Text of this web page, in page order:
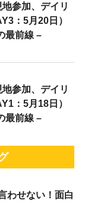
参加、デイリ
：5月20日）
最前線 –
参加、デイリ
：5月18日）
最前線 –
わせない！面白